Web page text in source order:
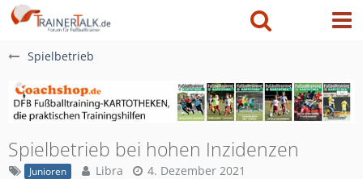
Spielbetrieb
Spielbetrieb bei hohen Inzidenzen
Junioren Libra 4. Dezember 2021